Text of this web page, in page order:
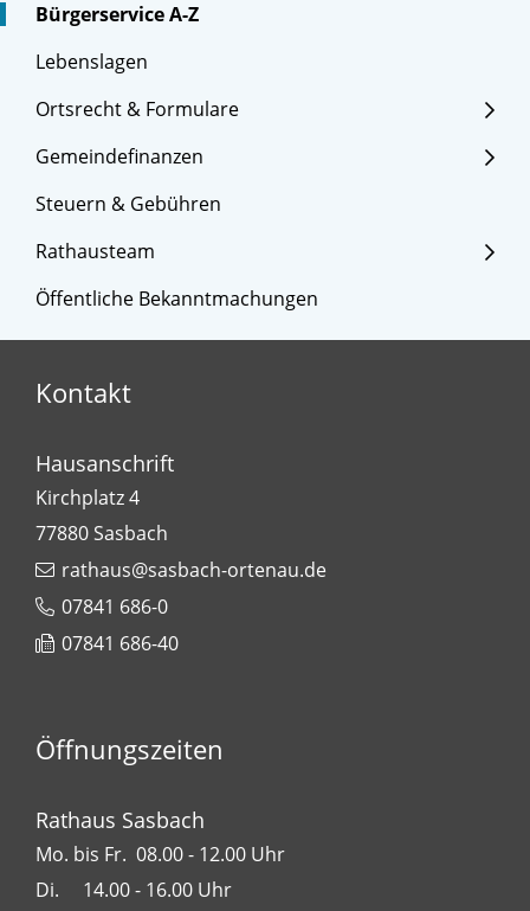
Bürgerservice A-Z
Lebenslagen
Ortsrecht & Formulare
Gemeindefinanzen
Steuern & Gebühren
Rathausteam
Öffentliche Bekanntmachungen
Kontakt
Hausanschrift
Kirchplatz 4
77880Sasbach
rathaus@sasbach-ortenau.de
07841 686-0
07841 686-40
Öffnungszeiten
Rathaus Sasbach
Mo. bis Fr. 08.00 - 12.00 Uhr
Di. 14.00 - 16.00 Uhr